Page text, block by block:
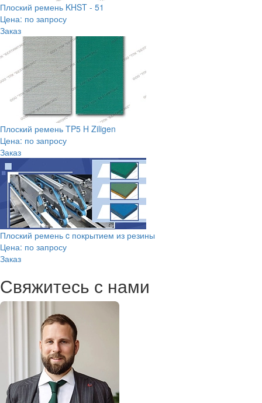
Плоский ремень KHST - 51
Цена: по запросу
Заказ
Плоский ремень TP5 H Ziligen
Цена: по запросу
Заказ
Плоский ремень c покрытием из резины
Цена: по запросу
Заказ
Свяжитесь с нами